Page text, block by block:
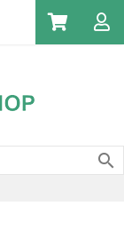
